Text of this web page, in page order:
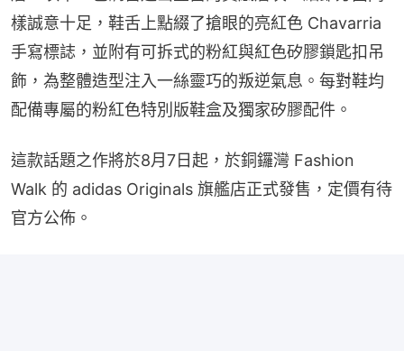
樣誠意十足，鞋舌上點綴了搶眼的亮紅色 Chavarria
手寫標誌，並附有可拆式的粉紅與紅色矽膠鎖匙扣吊
飾，為整體造型注入一絲靈巧的叛逆氣息。每對鞋均
配備專屬的粉紅色特別版鞋盒及獨家矽膠配件。
這款話題之作將於8月7日起，於銅鑼灣 Fashion
Walk 的 adidas Originals 旗艦店正式發售，定價有待
官方公佈。